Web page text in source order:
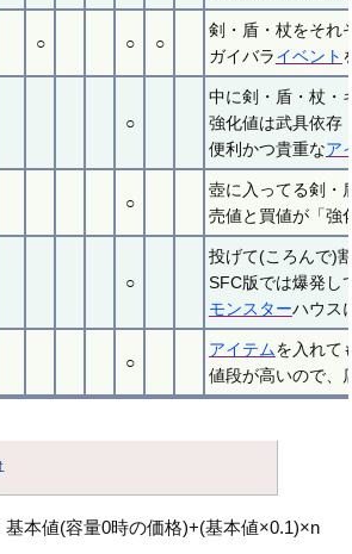
○ ○ ○
剣・盾・杖をそれ
ガイバライベント
○
中に剣・盾・杖・
強化値は武具依存
便利かつ貴重なア
○
壺に入ってる剣・
売値と買値が「強
○
投げて(ころんで)
SFC版では爆発し
モンスターハウス
○
アイテムを入れて
値段が高いので、
本値(容量0時の価格)+(基本値×0.1)×n